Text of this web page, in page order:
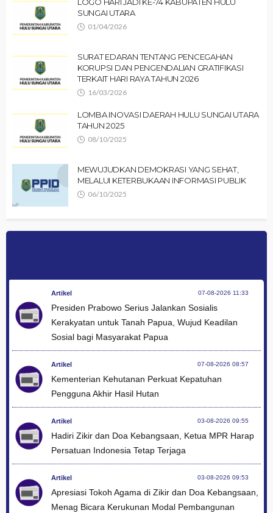
LOGO HARI JADI KE-74 KABUPATEN HULU
SUNGAI UTARA
01/04/2026
SURAT EDARAN TENTANG PENCEGAHAN
KORUPSI DAN PENGENDALIAN GRATIFIKASI
TERKAIT HARI RAYA TAHUN 2026
16/03/2026
LOMBA INOVASI DAERAH HULU SUNGAI UTARA
TAHUN 2025
08/10/2025
MEWUJUDKAN DEMOKRASI YANG SEHAT,
MELALUI KETERBUKAAN INFORMASI PUBLIK
06/10/2025
Artikel 07-08-2026 11:33
Presiden Prabowo Serius Jalankan Sosialis
Kerakyatan untuk Tanah Papua, Wujud Keadilan
Sosial bagi Masyarakat Papua
Artikel 07-08-2026 08:57
Kementerian Kehutanan Perkuat Kepatuhan
Pengguna Akhir Hasil Hutan
Artikel 03-08-2026 09:55
Hadiri Zikir dan Doa Kebangsaan, Ketua MPR Harap
Persatuan Indonesia Tetap Terjaga
Artikel 03-08-2026 09:53
Apresiasi Tokoh Agama di Zikir dan Doa Kebangsaan,
Menag Bicara Kerukunan Modal Pembangunan